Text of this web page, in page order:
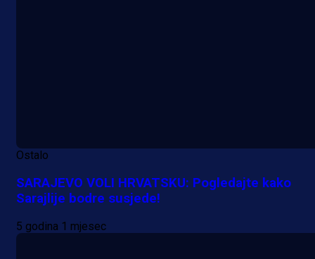
Ostalo
SARAJEVO VOLI HRVATSKU: Pogledajte kako
Sarajlije bodre susjede!
5 godina 1 mjesec